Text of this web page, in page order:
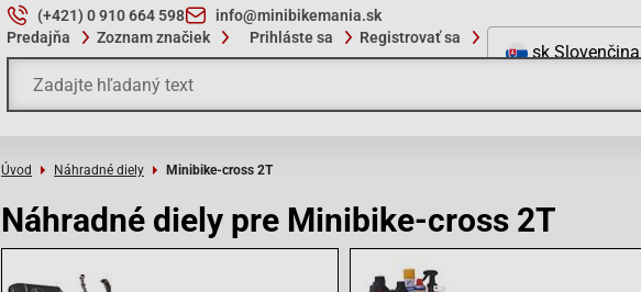
(+421) 0 910 664 598
info@minibikemania.sk
Predajňa
Zoznam značiek Prihláste sa Registrovať sa
sk Slovenčina
Úvod Náhradné diely Minibike-cross 2T
Náhradné diely pre Minibike-cross 2T